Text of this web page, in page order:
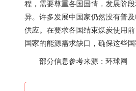
程，需要尊重各国国情，发展阶
异。许多发展中国家仍然没有普
供应。在要求各国结束煤炭使用
国家的能源需求缺口，确保这些国
部分信息参考来源：环球网